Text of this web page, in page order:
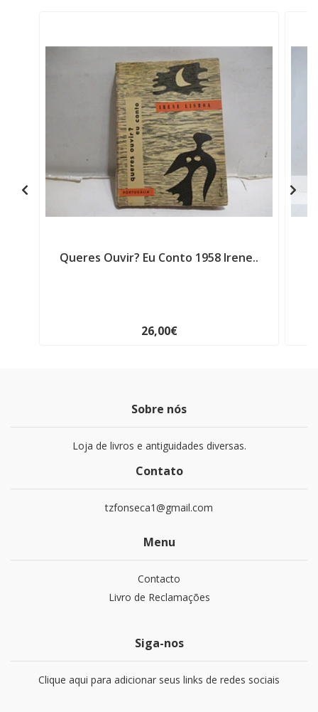
Queres Ouvir? Eu Conto 1958 Irene..
26,00€
Sobre nós
Loja de livros e antiguidades diversas.
Contato
tzfonseca1@gmail.com
Menu
Contacto
Livro de Reclamações
Siga-nos
Clique aqui para adicionar seus links de redes sociais